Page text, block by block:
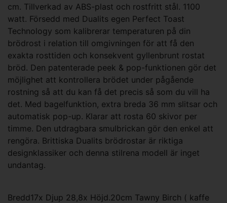
cm. Tillverkad av ABS-plast och rostfritt stål. 1100
watt. Försedd med Dualits egen Perfect Toast
Technology som kalibrerar temperaturen på din
brödrost i relation till omgivningen för att få den
exakta rosttiden och konsekvent gyllenbrunt rostat
bröd. Den patenterade peek & pop-funktionen gör det
möjlighet att kontrollera brödet under pågående
rostning så att du kan få det precis så som du vill ha
det. Med bagelfunktion, extra breda 36 mm slitsar och
automatisk pop-up. Klarar att rosta 60 skivor per
timme. Den utdragbara smulbrickan gör den enkel att
rengöra. Brittiska Dualits brödrostar är riktiga
designklassiker och denna stilrena modell är inget
undantag.
Bredd17x Djup 28,8x Höjd.20cm Tawny Birch ( kaffe